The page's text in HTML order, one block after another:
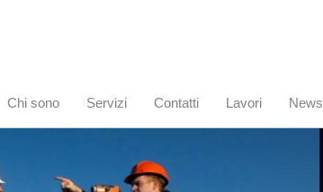
Chi sono Servizi Contatti Lavori News